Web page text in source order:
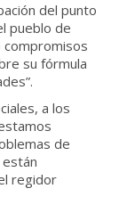
del punto
pueblo de
compromisos
su fórmula
a los
de
regidor